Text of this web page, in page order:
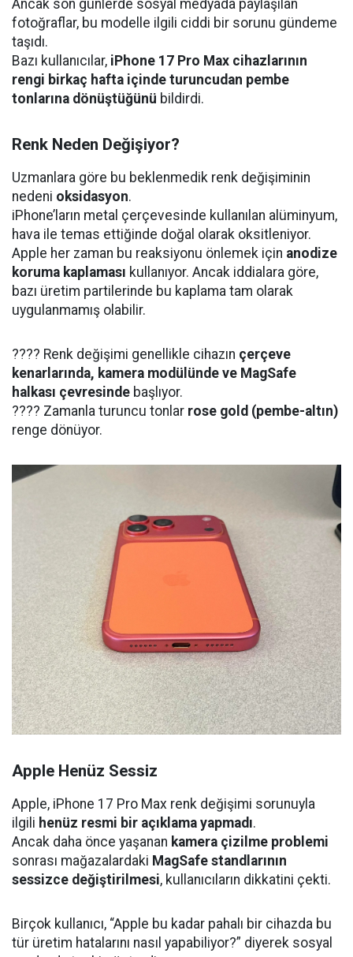
Ancak son günlerde sosyal medyada paylaşılan
fotoğraflar, bu modelle ilgili ciddi bir sorunu gündeme
taşıdı.
Bazı kullanıcılar, iPhone 17 Pro Max cihazlarının
rengi birkaç hafta içinde turuncudan pembe
tonlarına dönüştüğünü bildirdi.
Renk Neden Değişiyor?
Uzmanlara göre bu beklenmedik renk değişiminin
nedeni oksidasyon.
iPhone’ların metal çerçevesinde kullanılan alüminyum,
hava ile temas ettiğinde doğal olarak oksitleniyor.
Apple her zaman bu reaksiyonu önlemek için anodize
koruma kaplaması kullanıyor. Ancak iddialara göre,
bazı üretim partilerinde bu kaplama tam olarak
uygulanmamış olabilir.
???? Renk değişimi genellikle cihazın çerçeve
kenarlarında, kamera modülünde ve MagSafe
halkası çevresinde başlıyor.
???? Zamanla turuncu tonlar rose gold (pembe-altın)
renge dönüyor.
Apple Henüz Sessiz
Apple, iPhone 17 Pro Max renk değişimi sorunuyla
ilgili henüz resmi bir açıklama yapmadı.
Ancak daha önce yaşanan kamera çizilme problemi
sonrası mağazalardaki MagSafe standlarının
sessizce değiştirilmesi, kullanıcıların dikkatini çekti.
Birçok kullanıcı, “Apple bu kadar pahalı bir cihazda bu
tür üretim hatalarını nasıl yapabiliyor?” diyerek sosyal